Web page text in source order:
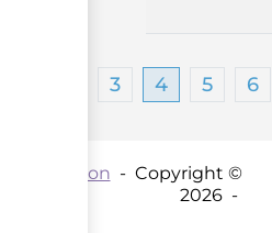
3 4 5 6
Coordination - Copyright ©
2026 -